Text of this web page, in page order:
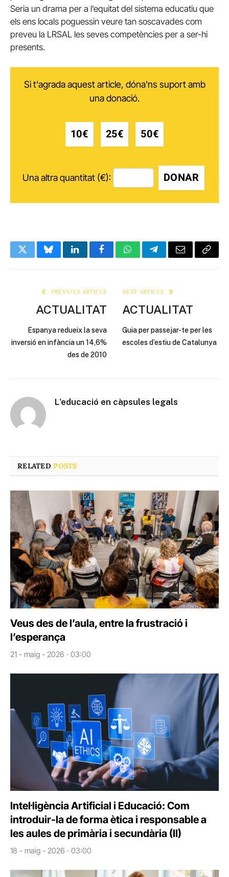
Seria un drama per a l’equitat del sistema educatiu que
els ens locals poguessin veure tan soscavades com
preveu la LRSAL les seves competències per a ser-hi
presents.
Si t'agrada aquest article, dóna'ns suport amb
una donació.
10€ 25€ 50€
Una altra quantitat (€): DONAR
TwitterBlueskyLinkedInFacebookWhatsAppTelegramEmail Copy
PREVIOUS ARTICLE
ACTUALITAT
Espanya redueix la seva
inversió en infància un 14,6%
des de 2010
NEXT ARTICLE
ACTUALITAT
Guia per passejar-te per les
escoles d’estiu de Catalunya
L'educació en càpsules legals
RELATEDPOSTS
Veus des de l’aula, entre la frustració i
l’esperança
21 - maig - 2026 · 03:00
Intel·ligència Artificial i Educació: Com
introduir-la de forma ètica i responsable a
les aules de primària i secundària (II)
18 - maig - 2026 · 03:00